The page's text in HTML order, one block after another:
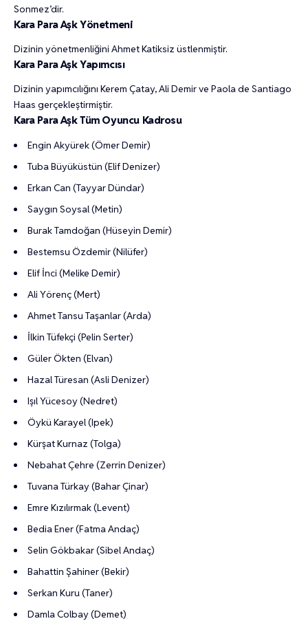
Sonmez’dir.
Kara Para Aşk Yönetmeni
Dizinin yönetmenliğini Ahmet Katiksiz üstlenmiştir.
Kara Para Aşk Yapımcısı
Dizinin yapımcılığını Kerem Çatay, Ali Demir ve Paola de Santiago
Haas gerçekleştirmiştir.
Kara Para Aşk Tüm Oyuncu Kadrosu
Engin Akyürek (Ömer Demir)
Tuba Büyüküstün (Elif Denizer)
Erkan Can (Tayyar Dündar)
Saygın Soysal (Metin)
Burak Tamdoğan (Hüseyin Demir)
Bestemsu Özdemir (Nilüfer)
Elif İnci (Melike Demir)
Ali Yörenç (Mert)
Ahmet Tansu Taşanlar (Arda)
İlkin Tüfekçi (Pelin Serter)
Güler Ökten (Elvan)
Hazal Türesan (Asli Denizer)
Işıl Yücesoy (Nedret)
Öykü Karayel (Ipek)
Kürşat Kurnaz (Tolga)
Nebahat Çehre (Zerrin Denizer)
Tuvana Türkay (Bahar Çinar)
Emre Kızılırmak (Levent)
Bedia Ener (Fatma Andaç)
Selin Gökbakar (Sibel Andaç)
Bahattin Şahiner (Bekir)
Serkan Kuru (Taner)
Damla Colbay (Demet)